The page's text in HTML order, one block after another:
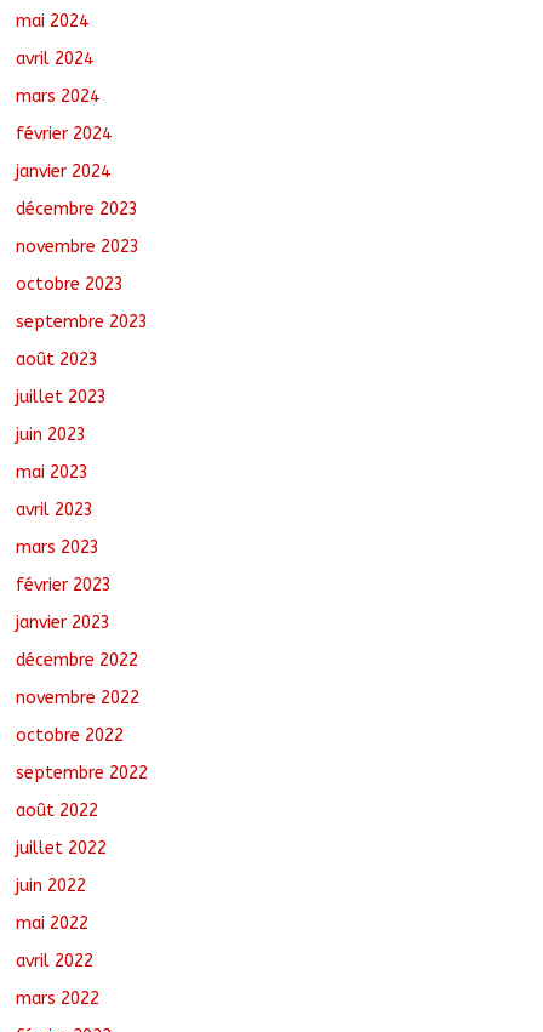
mai 2024
avril 2024
mars 2024
février 2024
janvier 2024
décembre 2023
novembre 2023
octobre 2023
septembre 2023
août 2023
juillet 2023
juin 2023
mai 2023
avril 2023
mars 2023
février 2023
janvier 2023
décembre 2022
novembre 2022
octobre 2022
septembre 2022
août 2022
juillet 2022
juin 2022
mai 2022
avril 2022
mars 2022